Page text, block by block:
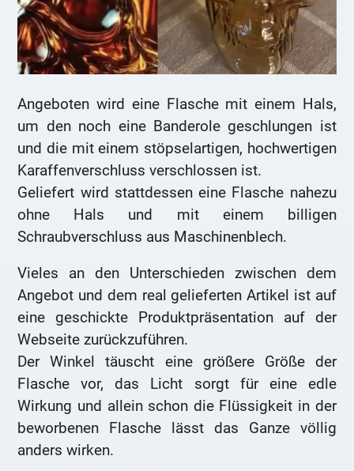
Angeboten wird eine Flasche mit einem Hals,
um den noch eine Banderole geschlungen ist
und die mit einem stöpselartigen, hochwertigen
Karaffenverschluss verschlossen ist.
Geliefert wird stattdessen eine Flasche nahezu
ohne Hals und mit einem billigen
Schraubverschluss aus Maschinenblech.
Vieles an den Unterschieden zwischen dem
Angebot und dem real gelieferten Artikel ist auf
eine geschickte Produktpräsentation auf der
Webseite zurückzuführen.
Der Winkel täuscht eine größere Größe der
Flasche vor, das Licht sorgt für eine edle
Wirkung und allein schon die Flüssigkeit in der
beworbenen Flasche lässt das Ganze völlig
anders wirken.